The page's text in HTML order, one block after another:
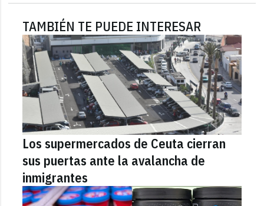
TAMBIÉN TE PUEDE INTERESAR
Los supermercados de Ceuta cierran
sus puertas ante la avalancha de
inmigrantes